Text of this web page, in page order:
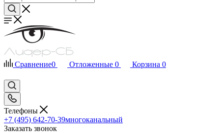
Сравнение0 Отложенные 0 Корзина 0
Телефоны
+7 (495) 642-70-39многоканальный
Заказать звонок